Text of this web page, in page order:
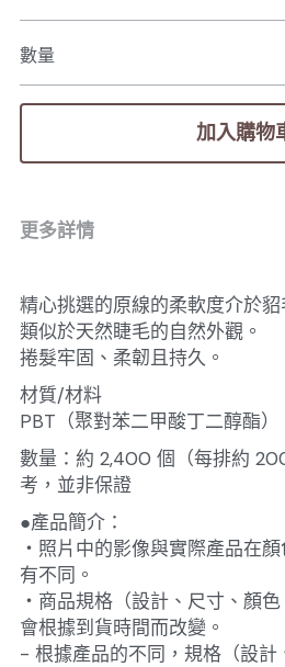
數量
加入購物
更多詳情
精心挑選的原線的柔軟度介於
類似於天然睫毛的自然外觀。
捲髮牢固、柔韌且持久。
材質/材料
PBT（聚對苯二甲酸丁二醇酯）
數量：約 2,400 個（每排約
考，並非保證
●產品簡介：
・照片中的影像與實際產品在
有不同。
・商品規格（設計、尺寸、顏
會根據到貨時間而改變。
- 根據產品的不同，規格（設計